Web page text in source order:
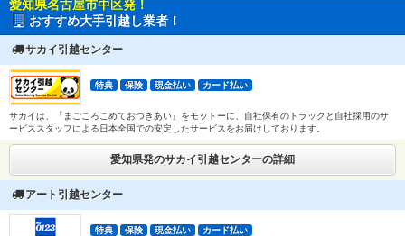
愛知県名古屋市中区発！
おすすめ大手引越し業者！
サカイ引越センター
特典 保険 現金払い カード払い
サカイは、「まごころこめておつきあい」をモットーに、自社保有のトラックと自社採用のサ
ービススタッフによる日本全国での安定したサービスをお届けしております。
愛知県発のサカイ引越センターの詳細
アート引越センター
特典 保険 現金払い カード払い